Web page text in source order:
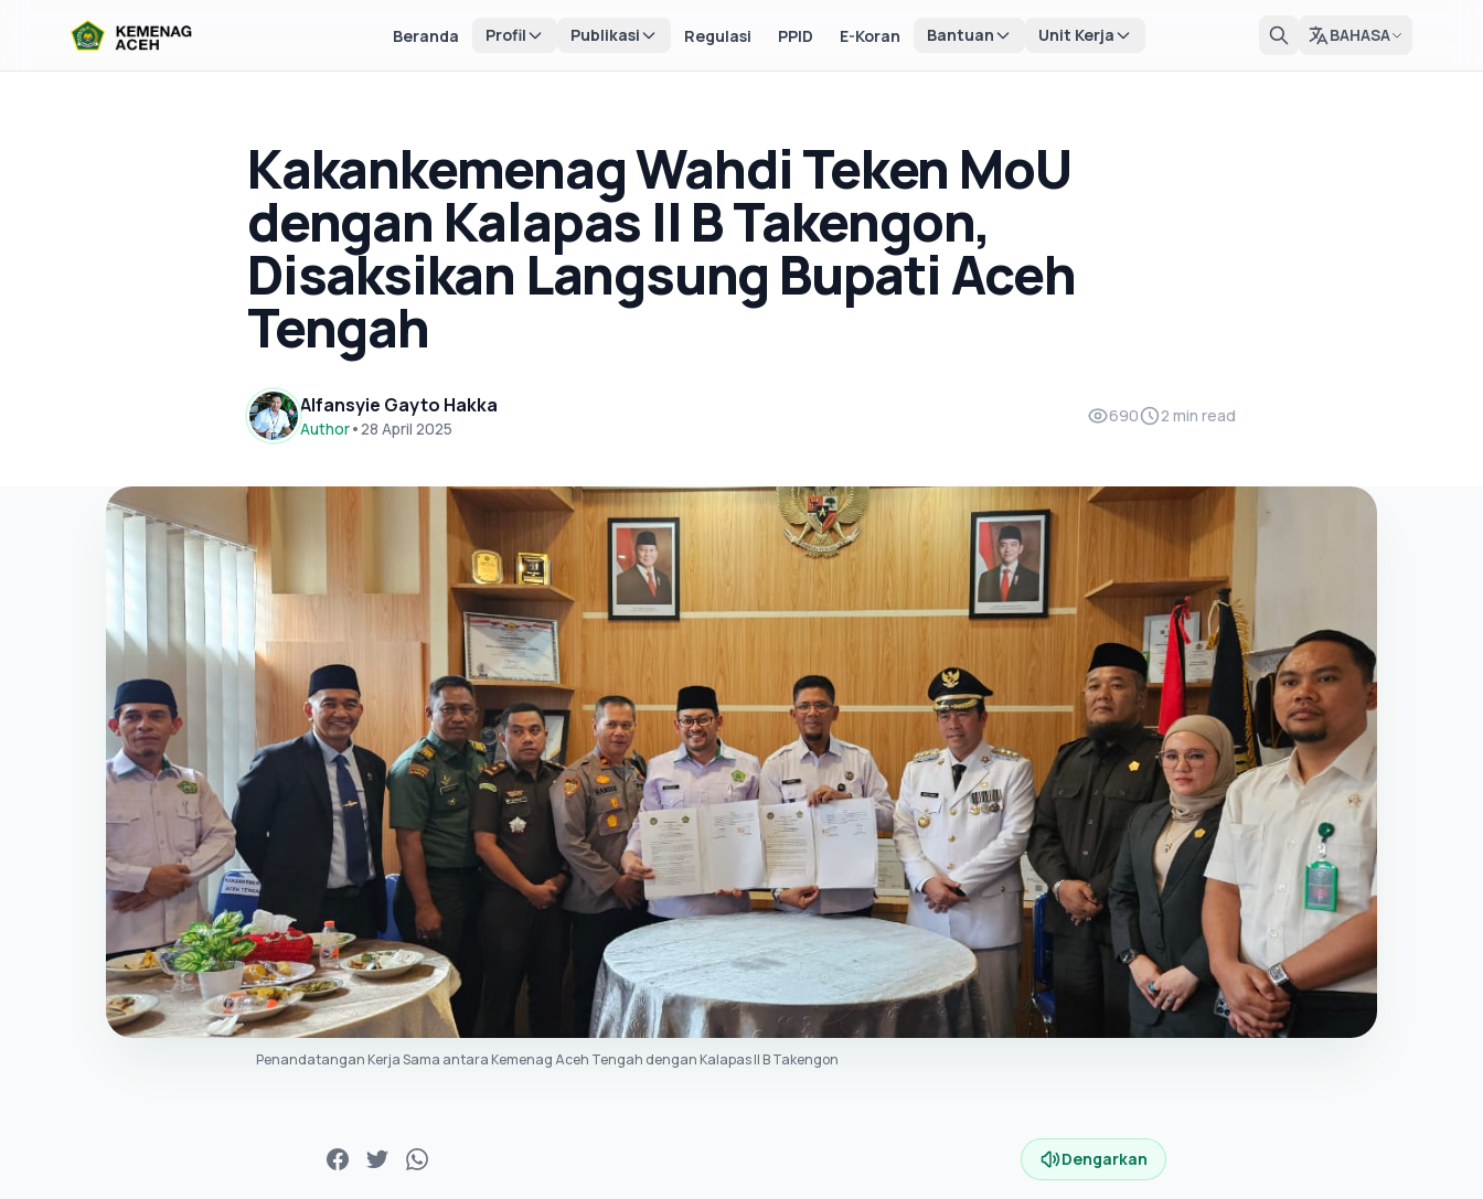
Beranda Profil Publikasi Regulasi PPID E-Koran Bantuan Unit Kerja BAHASA
Kakankemenag Wahdi Teken MoU
dengan Kalapas II B Takengon,
Disaksikan Langsung Bupati Aceh
Tengah
Alfansyie Gayto Hakka
Author•28 April 2025
690 2 min read
Penandatangan Kerja Sama antara Kemenag Aceh Tengah dengan Kalapas II B Takengon
Dengarkan